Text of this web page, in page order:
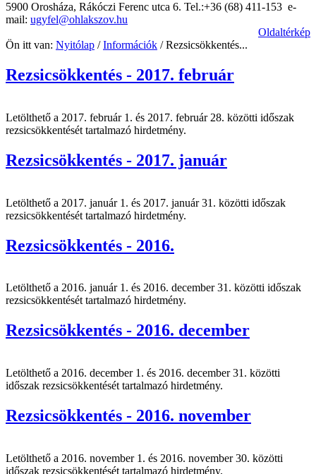
5900 Orosháza, Rákóczi Ferenc utca 6. Tel.:+36 (68) 411-153 e-
mail: ugyfel@ohlakszov.hu
Oldaltérkép
Ön itt van: Nyitólap /Információk /Rezsicsökkentés...
Rezsicsökkentés - 2017. február
Letölthető a 2017. február 1. és 2017. február 28. közötti időszak
rezsicsökkentését tartalmazó hirdetmény.
Rezsicsökkentés - 2017. január
Letölthető a 2017. január 1. és 2017. január 31. közötti időszak
rezsicsökkentését tartalmazó hirdetmény.
Rezsicsökkentés - 2016.
Letölthető a 2016. január 1. és 2016. december 31. közötti időszak
rezsicsökkentését tartalmazó hirdetmény.
Rezsicsökkentés - 2016. december
Letölthető a 2016. december 1. és 2016. december 31. közötti
időszak rezsicsökkentését tartalmazó hirdetmény.
Rezsicsökkentés - 2016. november
Letölthető a 2016. november 1. és 2016. november 30. közötti
időszak rezsicsökkentését tartalmazó hirdetmény.